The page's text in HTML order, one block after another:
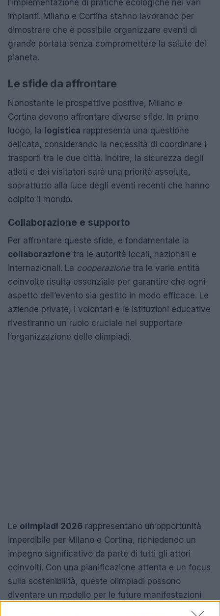
l’implementazione di pratiche ecologiche nei vari
impianti. Milano e Cortina stanno lavorando per
dimostrare che è possibile organizzare eventi di
grande portata senza compromettere la salute del
pianeta.
Le sfide da affrontare
Nonostante le prospettive positive, Milano e
Cortina devono affrontare diverse sfide. In primo
luogo, la logistica rappresenta una questione
delicata, considerando la necessità di coordinare i
trasporti tra le due città. Inoltre, la sicurezza degli
atleti e dei visitatori sarà una priorità assoluta,
soprattutto alla luce degli eventi recenti che hanno
colpito il mondo.
Collaborazione e supporto
Per affrontare queste sfide, è fondamentale la
collaborazione tra le autorità locali, nazionali e
internazionali. La cooperazionetra le varie entità
coinvolte risulta essenziale per garantire che ogni
aspetto dell’evento sia gestito in modo efficace. Le
aziende private, i volontari e le istituzioni educative
rivestiranno un ruolo cruciale nel supportare
l’organizzazione delle olimpiadi.
Le olimpiadi 2026 rappresentano un’opportunità
imperdibile per Milano e Cortina, richiedendo un
impegno significativo da parte di tutti gli attori
coinvolti. Con una pianificazione attenta e un focus
sulla sostenibilità, queste olimpiadi possono
diventare un modello per le future manifestazioni